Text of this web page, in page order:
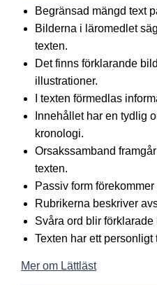
Begränsad mängd text
Bilderna i läromedlet
texten.
Det finns förklarande
illustrationer.
I texten förmedlas
Innehållet har en tydlig
kronologi.
Orsakssamband
texten.
Passiv form
Rubrikerna beskriver
Svåra ord blir
Texten har ett personligt
Mer om Lättläst